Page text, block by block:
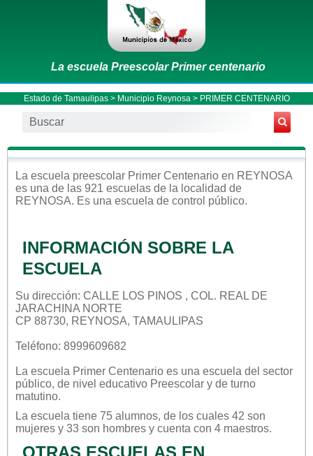
La escuela Preescolar Primer centenario
Estado de Tamaulipas> Municipio Reynosa > PRIMER CENTENARIO
La escuela preescolar Primer Centenario en REYNOSA
es una de las 921 escuelas de la localidad de
REYNOSA. Es una escuela de control público.
INFORMACIÓN SOBRE LA
ESCUELA
Su dirección: CALLE LOS PINOS , COL. REAL DE
JARACHINA NORTE
CP 88730, REYNOSA, TAMAULIPAS
Teléfono: 8999609682
La escuela Primer Centenario es una escuela del sector
público, de nivel educativo Preescolar y de turno
matutino.
La escuela tiene 75 alumnos, de los cuales 42 son
mujeres y 33 son hombres y cuenta con 4 maestros.
OTRAS ESCUELAS EN